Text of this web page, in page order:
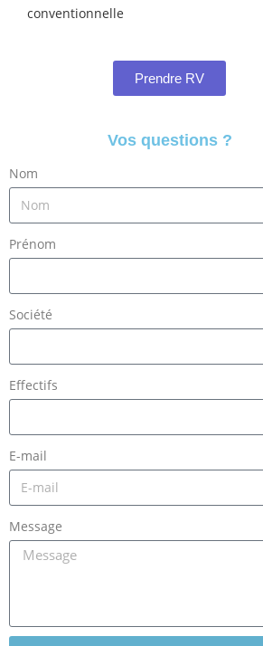
conventionnelle
Prendre RV
Vos questions ?
Nom
Prénom
Société
Effectifs
E-mail
Message